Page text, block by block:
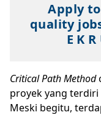
Apply
quality
E K
Critical Path Method
proyek yang
Meski begitu,